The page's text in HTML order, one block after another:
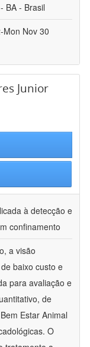
BA - Brasil
Mon Nov 30
Junior
à detecção e
confinamento
a visão
baixo custo e
para avaliação e
de
Estar Animal
O